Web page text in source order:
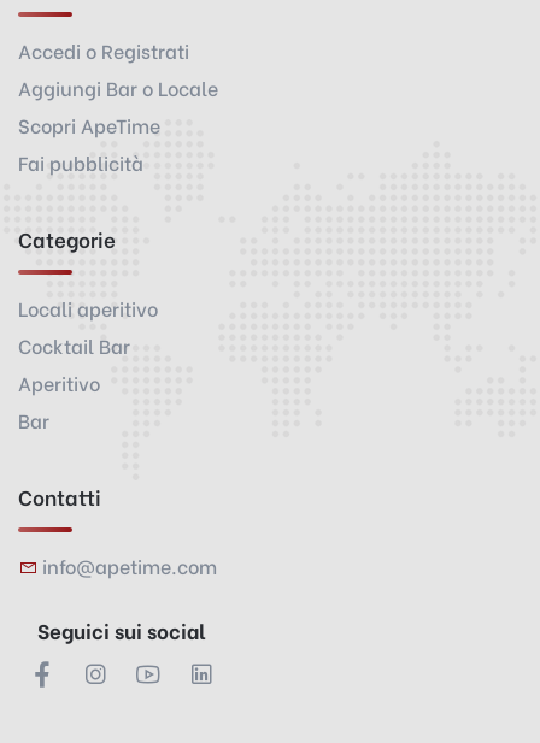
Accedi o Registrati
Aggiungi Bar o Locale
Scopri ApeTime
Fai pubblicità
Categorie
Locali aperitivo
Cocktail Bar
Aperitivo
Bar
Contatti
info@apetime.com
Seguici sui social